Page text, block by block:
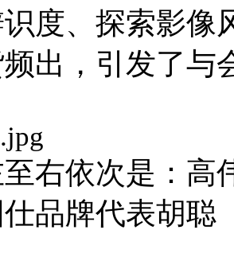
度、探索影像
出，引发了与
至右依次是：高
品牌代表胡聪